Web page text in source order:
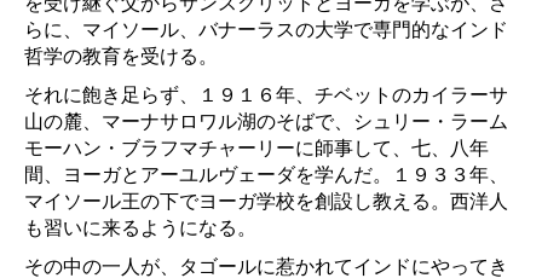
らに、マイソール、バナーラスの大学で専門的なインド
哲学の教育を受ける。
それに飽き足らず、１９１６年、チベットのカイラーサ
山の麓、マーナサロワル湖のそばで、シュリー・ラーム
モーハン・ブラフマチャーリーに師事して、七、八年
間、ヨーガとアーユルヴェーダを学んだ。１９３３年、
マイソール王の下でヨーガ学校を創設し教える。西洋人
も習いに来るようになる。
その中の一人が、タゴールに惹かれてインドにやってき